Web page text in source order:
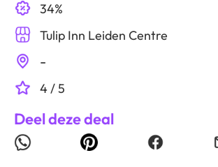
34%
Tulip Inn Leiden Centre
-
4 / 5
Deel deze deal